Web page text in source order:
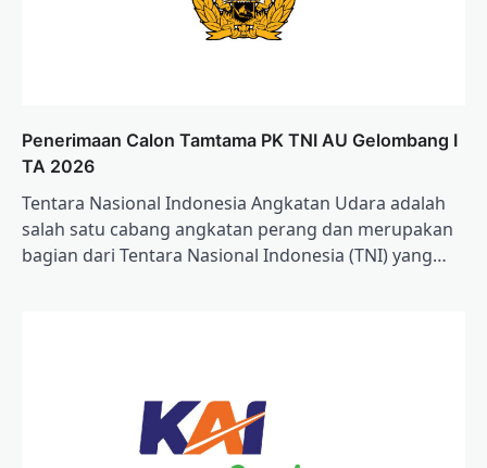
Penerimaan Calon Tamtama PK TNI AU Gelombang I
TA 2026
Tentara Nasional Indonesia Angkatan Udara adalah
salah satu cabang angkatan perang dan merupakan
bagian dari Tentara Nasional Indonesia (TNI) yang…